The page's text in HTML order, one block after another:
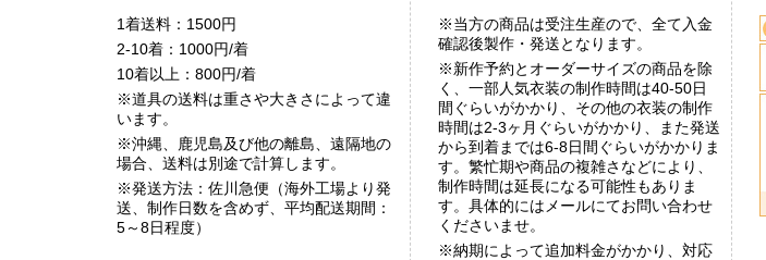
1着送料：1500円
2-10着：1000円/着
10着以上：800円/着
※道具の送料は重さや大きさによって違
います。
※沖縄、鹿児島及び他の離島、遠隔地の
場合、送料は別途で計算します。
※発送方法：佐川急便（海外工場より発
送、制作日数を含めず、平均配送期間：
5～8日程度）
※当方の商品は受注生産ので、全て入金
確認後製作・発送となります。
※新作予約とオーダーサイズの商品を除
く、一部人気衣装の制作時間は40-50日
間ぐらいがかかり、その他の衣装の制作
時間は2-3ヶ月ぐらいがかかり、また発送
から到着までは6-8日間ぐらいがかかりま
す。繁忙期や商品の複雑さなどにより、
制作時間は延長になる可能性もありま
す。具体的にはメールにてお問い合わせ
くださいませ。
※納期によって追加料金がかかり、対応